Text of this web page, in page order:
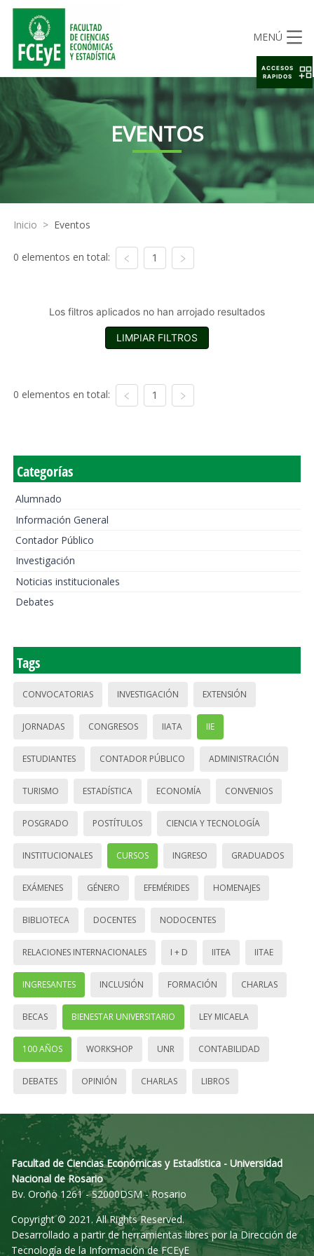
MENÚ
EVENTOS
Inicio > Eventos
0 elementos en total: 1
Los filtros aplicados no han arrojado resultados
LIMPIAR FILTROS
0 elementos en total: 1
Categorías
Alumnado
Información General
Contador Público
Investigación
Noticias institucionales
Debates
Tags
CONVOCATORIAS INVESTIGACIÓN EXTENSIÓN
JORNADAS CONGRESOS IIATA IIE
ESTUDIANTES CONTADOR PÚBLICO ADMINISTRACIÓN
TURISMO ESTADÍSTICA ECONOMÍA CONVENIOS
POSGRADO POSTÍTULOS CIENCIA Y TECNOLOGÍA
INSTITUCIONALES CURSOS INGRESO GRADUADOS
EXÁMENES GÉNERO EFEMÉRIDES HOMENAJES
BIBLIOTECA DOCENTES NODOCENTES
RELACIONES INTERNACIONALES I + D IITEA IITAE
INGRESANTES INCLUSIÓN FORMACIÓN CHARLAS
BECAS BIENESTAR UNIVERSITARIO LEY MICAELA
100 AÑOS WORKSHOP UNR CONTABILIDAD
DEBATES OPINIÓN CHARLAS LIBROS
Facultad de Ciencias Económicas y Estadística - Universidad
Nacional de Rosario
Bv. Oroño 1261 - S2000DSM - Rosario
Copyright © 2021. All Rights Reserved.
Desarrollado a partir de herramientas libres por la Dirección de
Tecnología de la Información de FCEyE
ACCESOS
RAPIDOS